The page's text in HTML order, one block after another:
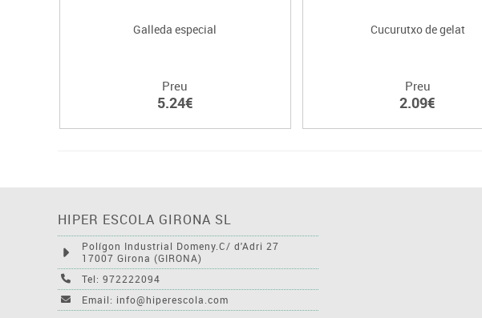
Galleda especial
Preu
5.24€
Cucurutxo de gelat
Preu
2.09€
HIPER ESCOLA GIRONA SL
Polígon Industrial Domeny.C/ d'Adri 27
17007 Girona (GIRONA)
Tel: 972222094
Email: info@hiperescola.com